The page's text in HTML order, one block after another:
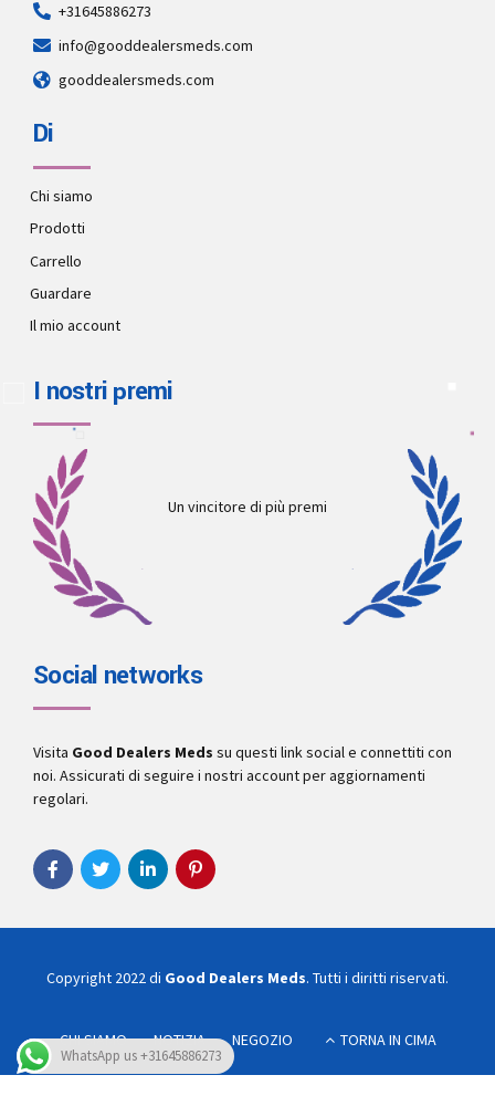
+31645886273
info@gooddealersmeds.com
gooddealersmeds.com
Di
Chi siamo
Prodotti
Carrello
Guardare
Il mio account
I nostri premi
Un vincitore di più premi
Social networks
Visita Good Dealers Meds su questi link social e connettiti con
noi. Assicurati di seguire i nostri account per aggiornamenti
regolari.
Copyright 2022 di Good Dealers Meds. Tutti i diritti riservati.
CHI SIAMO NOTIZIA NEGOZIO TORNA IN CIMA
WhatsApp us +31645886273